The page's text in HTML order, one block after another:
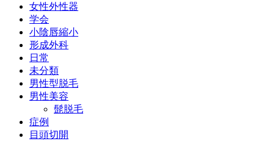
女性外性器
学会
小陰唇縮小
形成外科
日常
未分類
男性型脱毛
男性美容
髭脱毛
症例
目頭切開